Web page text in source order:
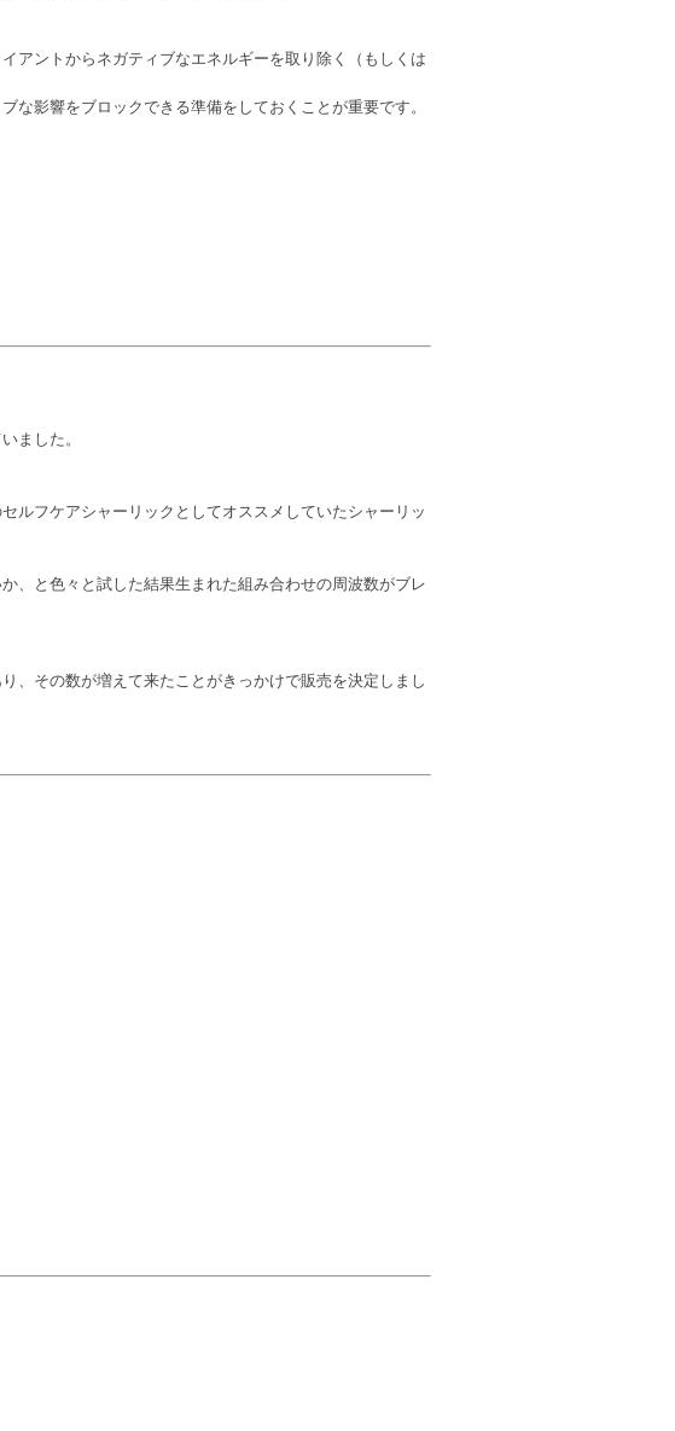
アントからネガティブなエネルギーを取り除く（もしくは
影響をブロックできる準備をしておくことが重要です。
ました。
ルフケアシャーリックとしてオススメしていたシャーリッ
、と色々と試した結果生まれた組み合わせの周波数がブレ
、その数が増えて来たことがきっかけで販売を決定しまし